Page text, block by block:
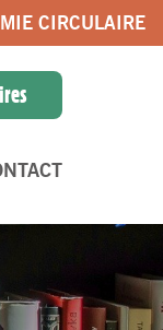
CIRCULAIRE